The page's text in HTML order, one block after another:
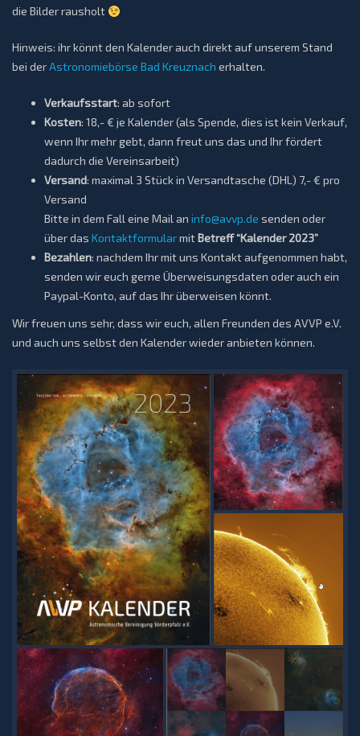
die Bilder rausholt
Hinweis: ihr könnt den Kalender auch direkt auf unserem Stand
bei derAstronomiebörse Bad Kreuznacherhalten.
Verkaufsstart: ab sofort
Kosten: 18,- € je Kalender (als Spende, dies ist kein Verkauf,
wenn Ihr mehr gebt, dann freut uns das und Ihr fördert
dadurch die Vereinsarbeit)
Versand: maximal 3 Stück in Versandtasche (DHL) 7,- € pro
Versand
Bitte in dem Fall eine Mail an info@avvp.de senden oder
über das KontaktformularmitBetreff “Kalender 2023”
Bezahlen: nachdem Ihr mit uns Kontakt aufgenommen habt,
senden wir euch gerne Überweisungsdaten oder auch ein
Paypal-Konto, auf das Ihr überweisen könnt.
Wir freuen uns sehr, dass wir euch, allen Freunden des AVVP e.V.
und auch uns selbst den Kalender wieder anbieten können.